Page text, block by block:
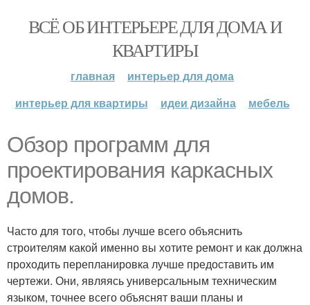
ВСЁ ОБ ИНТЕРЬЕРЕ ДЛЯ ДОМА И
КВАРТИРЫ
главная
интерьер для дома
интерьер для квартиры
идеи дизайна мебель
Обзор программ для
проектирования каркасных
домов.
Часто для того, чтобы лучше всего объяснить
строителям какой именно вы хотите ремонт и как должна
проходить перепланировка лучше предоставить им
чертежи. Они, являясь универсальным техническим
языком, точнее всего объяснят ваши планы и